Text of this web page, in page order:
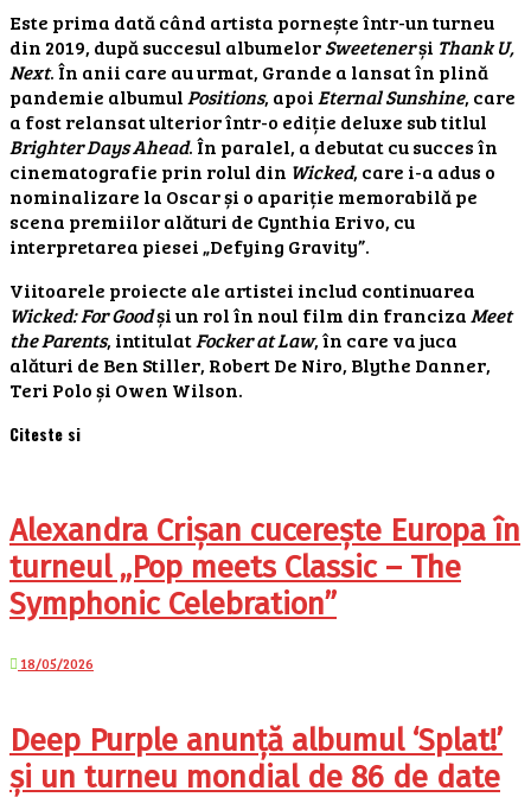
Este prima dată când artista pornește într-un turneu
din 2019, după succesul albumelorSweetenerși Thank U,
Next. În anii care au urmat, Grande a lansat în plină
pandemie albumul Positions, apoi Eternal Sunshine, care
a fost relansat ulterior într-o ediție deluxe sub titlul
Brighter Days Ahead. În paralel, a debutat cu succes în
cinematografie prin rolul din Wicked, care i-a adus o
nominalizare la Oscar și o apariție memorabilă pe
scena premiilor alături de Cynthia Erivo, cu
interpretarea piesei „Defying Gravity”.
Viitoarele proiecte ale artistei includ continuarea
Wicked: For Goodși un rol în noul film din francizaMeet
the Parents, intitulatFocker at Law, în care va juca
alături de Ben Stiller, Robert De Niro, Blythe Danner,
Teri Polo și Owen Wilson.
Citeste si
Alexandra Crișan cucerește Europa în
turneul „Pop meets Classic – The
Symphonic Celebration”
18/05/2026
Deep Purple anunță albumul ‘Splat!’
și un turneu mondial de 86 de date